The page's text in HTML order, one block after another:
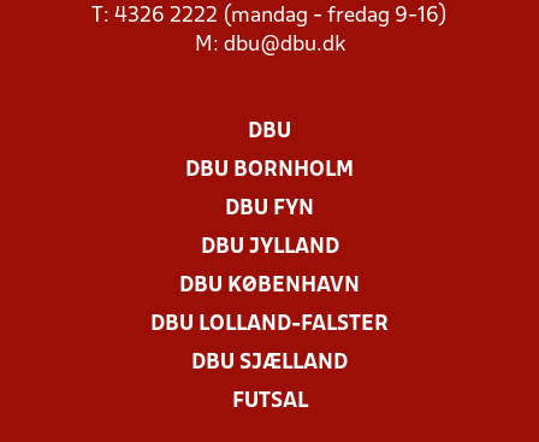
T: 4326 2222 (mandag - fredag 9-16)
M: dbu@dbu.dk
DBU
DBU BORNHOLM
DBU FYN
DBU JYLLAND
DBU KØBENHAVN
DBU LOLLAND-FALSTER
DBU SJÆLLAND
FUTSAL